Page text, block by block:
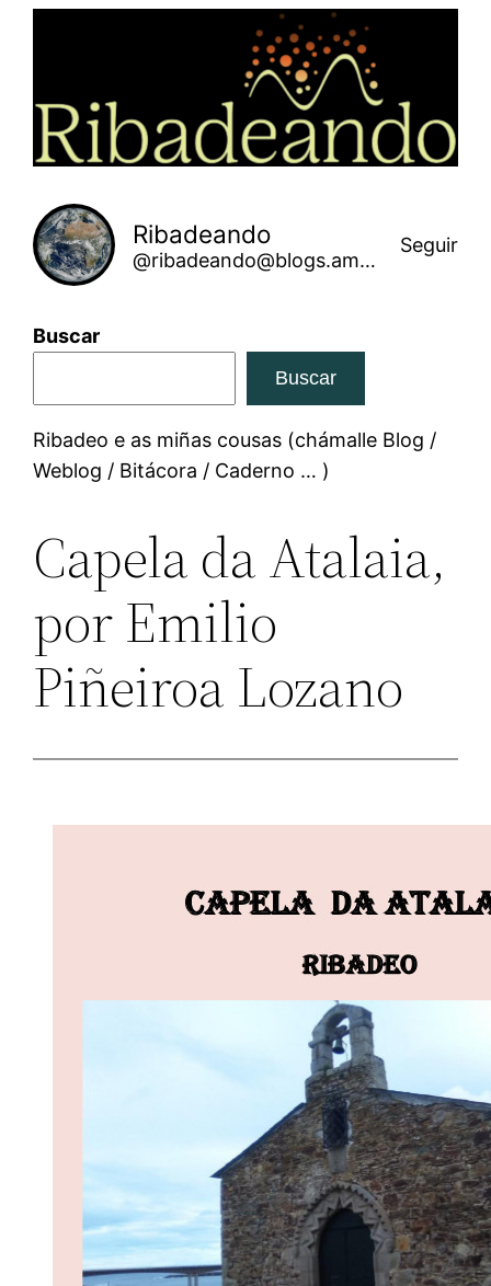
Ribadeando
@ribadeando@blogs.amarinha.gal
Seguir
Buscar
Buscar
Ribadeo e as miñas cousas (chámalle Blog /
Weblog / Bitácora / Caderno … )
Capela da Atalaia,
por Emilio
Piñeiroa Lozano